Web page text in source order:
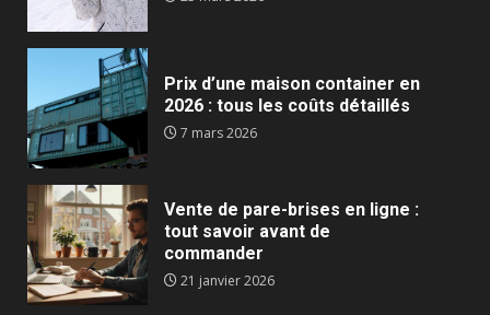
Prix d’une maison container en
2026 : tous les coûts détaillés
7 mars 2026
Vente de pare-brises en ligne :
tout savoir avant de
commander
21 janvier 2026